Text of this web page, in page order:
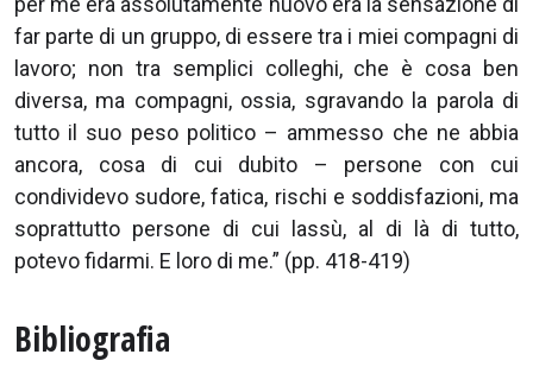
far parte di un gruppo, di essere tra i miei compagni di
lavoro; non tra semplici colleghi, che è cosa ben
diversa, ma compagni, ossia, sgravando la parola di
tutto il suo peso politico – ammesso che ne abbia
ancora, cosa di cui dubito – persone con cui
condividevo sudore, fatica, rischi e soddisfazioni, ma
soprattutto persone di cui lassù, al di là di tutto,
potevo fidarmi. E loro di me.” (pp. 418-419)
Bibliografia